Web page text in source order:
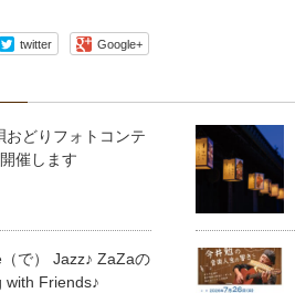
twitter Google+
おどりフォトコンテ
催します
で） Jazz♪ ZaZaの
with Friends♪